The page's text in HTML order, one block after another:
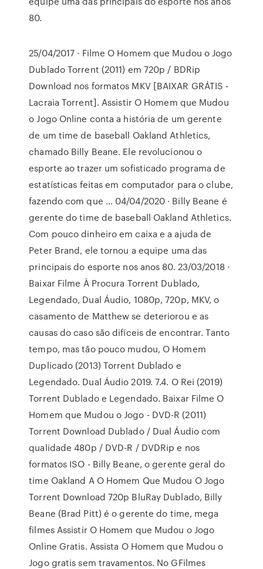
80.
25/04/2017 · Filme O Homem que Mudou o Jogo
Dublado Torrent (2011) em 720p / BDRip
Download nos formatos MKV [BAIXAR GRÁTIS -
Lacraia Torrent]. Assistir O Homem que Mudou
o Jogo Online conta a história de um gerente
de um time de baseball Oakland Athletics,
chamado Billy Beane. Ele revolucionou o
esporte ao trazer um sofisticado programa de
estatísticas feitas em computador para o clube,
fazendo com que … 04/04/2020 · Billy Beane é
gerente do time de baseball Oakland Athletics.
Com pouco dinheiro em caixa e a ajuda de
Peter Brand, ele tornou a equipe uma das
principais do esporte nos anos 80. 23/03/2018 ·
Baixar Filme À Procura Torrent Dublado,
Legendado, Dual Áudio, 1080p, 720p, MKV, o
casamento de Matthew se deteriorou e as
causas do caso são difíceis de encontrar. Tanto
tempo, mas tão pouco mudou, O Homem
Duplicado (2013) Torrent Dublado e
Legendado. Dual Áudio 2019. 7.4. O Rei (2019)
Torrent Dublado e Legendado. Baixar Filme O
Homem que Mudou o Jogo - DVD-R (2011)
Torrent Download Dublado / Dual Áudio com
qualidade 480p / DVD-R / DVDRip e nos
formatos ISO - Billy Beane, o gerente geral do
time Oakland A O Homem Que Mudou O Jogo
Torrent Download 720p BluRay Dublado, Billy
Beane (Brad Pitt) é o gerente do time, mega
filmes Assistir O Homem que Mudou o Jogo
Online Gratis. Assista O Homem que Mudou o
Jogo gratis sem travamentos. No GFilmes